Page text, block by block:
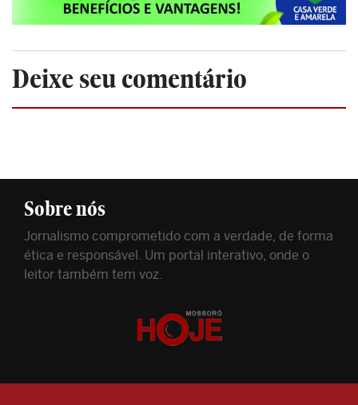
Deixe seu comentário
Sobre nós
Jornalismo comprometido com a verdade, de forma
ética e responsável. Um portal interativo, onde o
leitor também tem voz.